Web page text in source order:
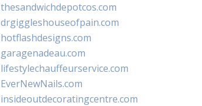
thesandwichdepotcos.com
drgiggleshouseofpain.com
hotflashdesigns.com
garagenadeau.com
lifestylechauffeurservice.com
EverNewNails.com
insideoutdecoratingcentre.com